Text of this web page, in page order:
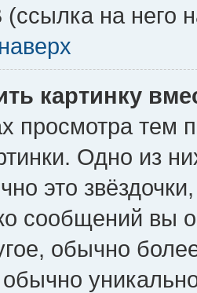
(ссылка на него
картинку
просмотра тем
Одно из
это
сообщений вы
обычно